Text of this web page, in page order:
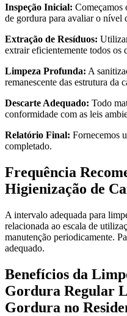
Inspeção Inicial: Começamos
de gordura para avaliar o nível
Extração de Resíduos:
extrair eficientemente todos os
Limpeza Profunda: A
remanescente das estrutura da
Descarte Adequado: Todo
conformidade com as leis
Relatório Final: Fornecemos
completado.
Frequência
Higienização de
A intervalo adequada para
relacionada ao escala de
manutenção periodicamente.
adequado.
Benefícios da
Gordura Regular
Gordura no